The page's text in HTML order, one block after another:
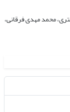
محمد مهدی فرقانی،